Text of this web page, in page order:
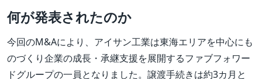
何が発表されたのか
今回のM&Aにより、アイサン工業は東海エリアを中心にも
のづくり企業の成長・承継支援を展開するファブフォワー
ドグループの一員となりました。譲渡手続きは約3カ月と